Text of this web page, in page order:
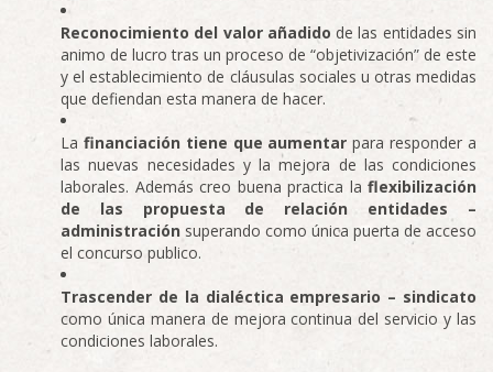
Reconocimiento del valor añadido de las entidades sin
animo de lucro tras un proceso de “objetivización” de este
y el establecimiento de cláusulas sociales u otras medidas
que defiendan esta manera de hacer.
La financiación tiene que aumentar para responder a
las nuevas necesidades y la mejora de las condiciones
laborales. Además creo buena practica la flexibilización
de las propuesta de relación entidades –
administración superando como única puerta de acceso
el concurso publico.
Trascender de la dialéctica empresario – sindicato
como única manera de mejora continua del servicio y las
condiciones laborales.